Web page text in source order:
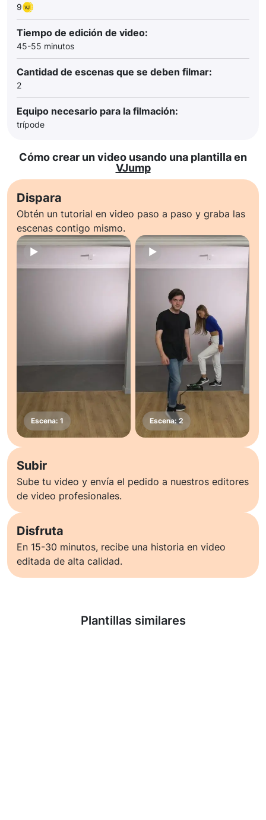
9
Tiempo de edición de video:
45-55 minutos
Cantidad de escenas que se deben filmar:
2
Equipo necesario para la filmación:
trípode
Cómo crear un video usando una plantilla en
VJump
Dispara
Obtén un tutorial en video paso a paso y graba las
escenas contigo mismo.
Subir
Sube tu video y envía el pedido a nuestros editores
de video profesionales.
Disfruta
En 15-30 minutos, recibe una historia en video
editada de alta calidad.
Plantillas similares
Saber más